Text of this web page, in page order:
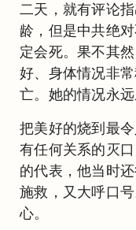
二天，就有评论
龄，但是中共绝
定会死。果不其
好、身体情况非
亡。她的情况永远
把美好的烧到最
有任何关系的灭
的代表，他当时
施救，又大呼口
心。